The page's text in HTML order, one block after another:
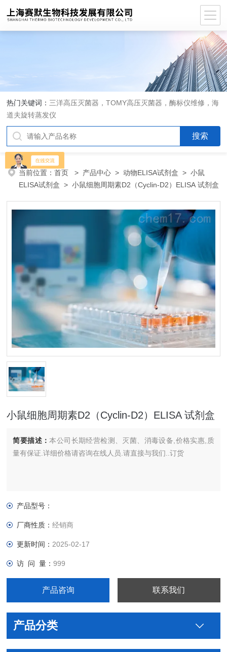
热门关键词： 三洋高压灭菌器，TOMY高压灭菌器，酶标仪维修，海
道夫旋转蒸发仪
当前位置：首页 > 产品中心 >动物ELISA试剂盒 >小鼠
ELISA试剂盒 > 小鼠细胞周期素D2（Cyclin-D2）ELISA 试剂盒
小鼠细胞周期素D2（Cyclin-D2）ELISA 试剂盒
简要描述：本公司长期经营检测、灭菌、消毒设备,价格实惠,质
量有保证.详细价格请咨询在线人员.请直接与我们..订货
产品型号：
厂商性质：经销商
更新时间： 2025-02-17
访 问 量：999
产品咨询 联系我们
产品分类